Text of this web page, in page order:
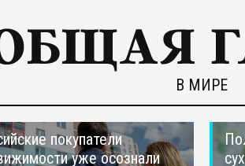
В МИРЕ
покупатели
уже осознали